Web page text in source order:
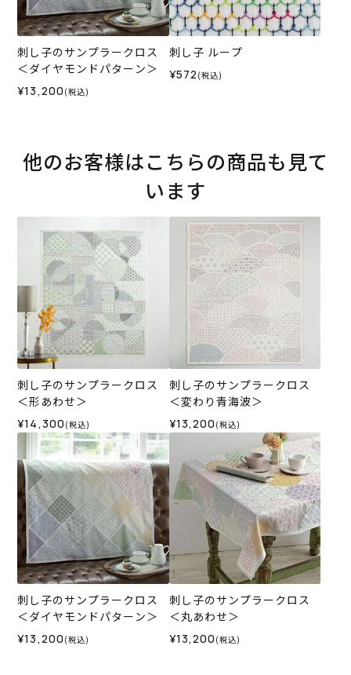
刺し子のサンプラークロス
＜ダイヤモンドパターン＞
¥13,200 (税込)
刺し子 ループ
¥572 (税込)
他のお客様はこちらの商品も見て
います
刺し子のサンプラークロス
＜形あわせ＞
¥14,300 (税込)
刺し子のサンプラークロス
＜変わり青海波＞
¥13,200 (税込)
刺し子のサンプラークロス
＜ダイヤモンドパターン＞
¥13,200 (税込)
刺し子のサンプラークロス
＜丸あわせ＞
¥13,200 (税込)